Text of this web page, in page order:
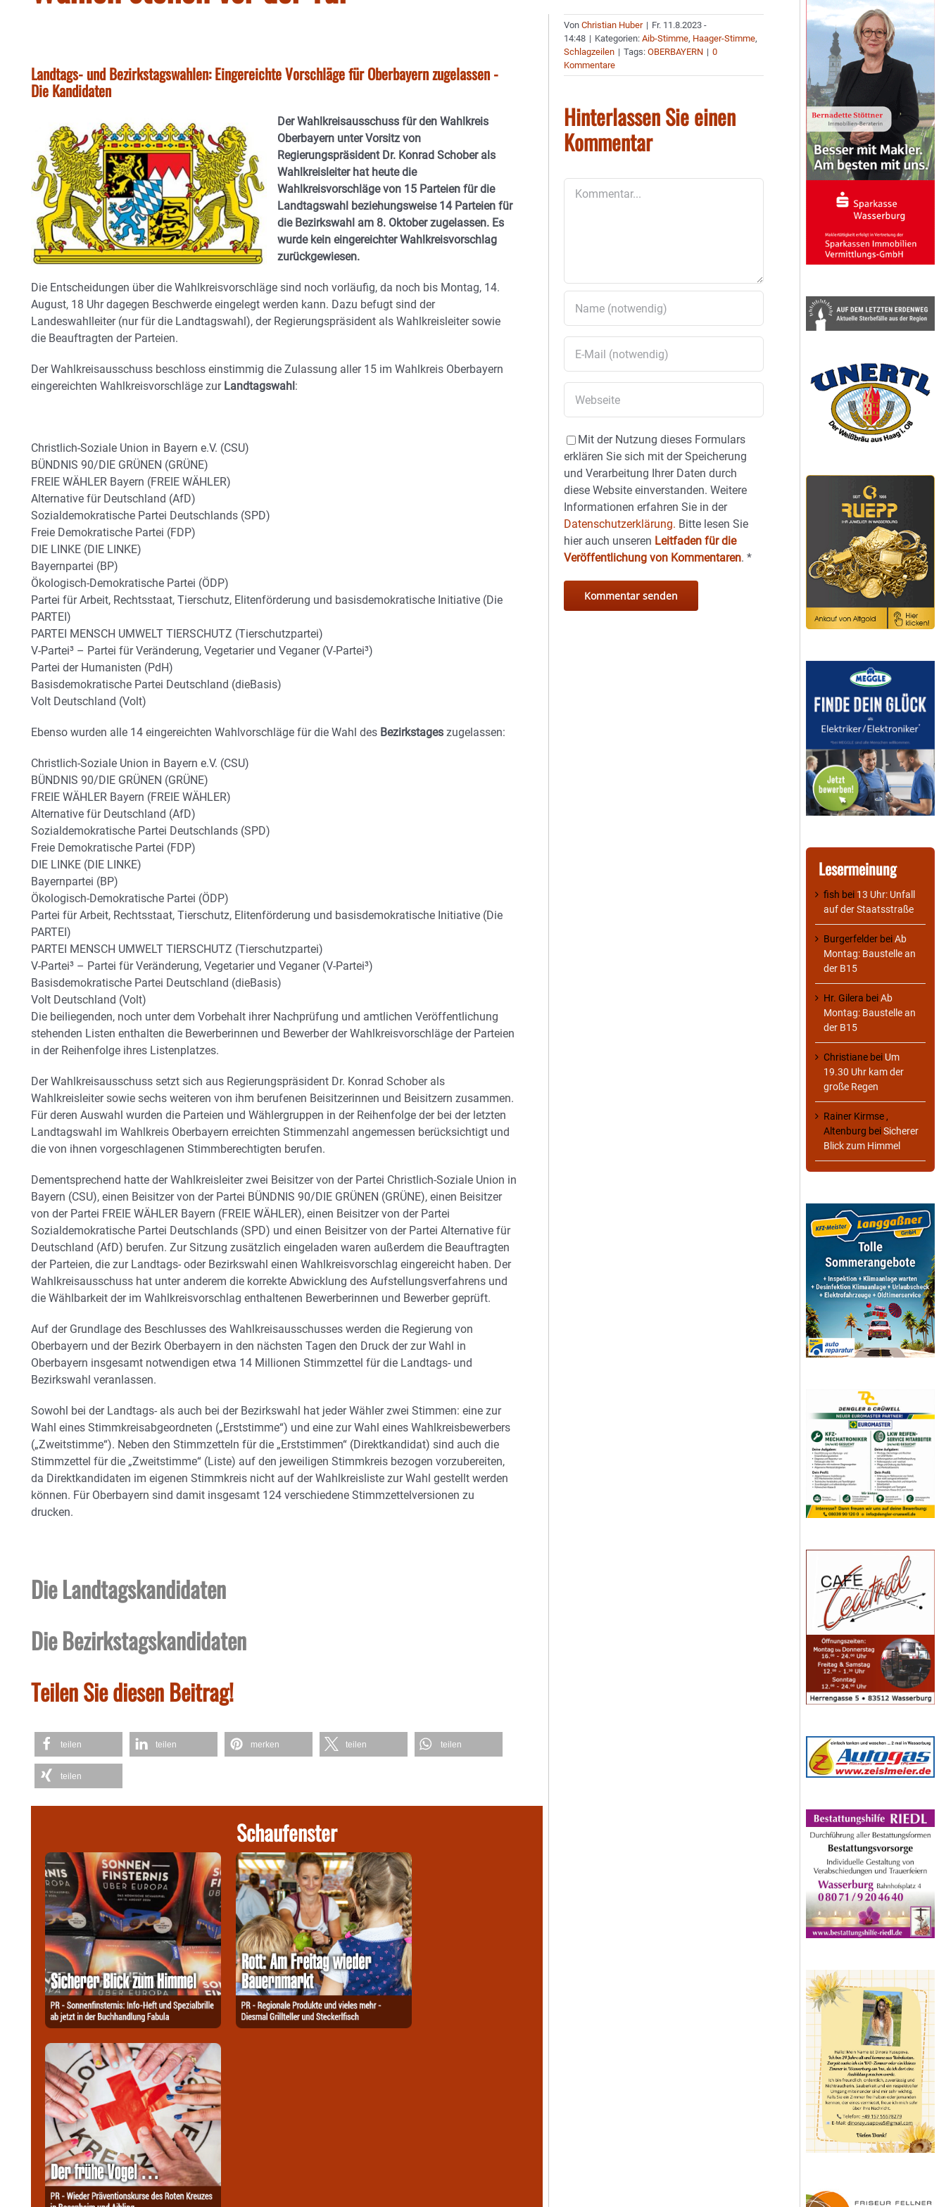
Landtags- und Bezirkstagswahlen: Eingereichte Vorschläge für Oberbayern zugelassen -
Die Kandidaten
Der Wahlkreisausschuss für den Wahlkreis
Oberbayern unter Vorsitz von
Regierungspräsident Dr. Konrad Schober als
Wahlkreisleiter hat heute die
Wahlkreisvorschläge von 15 Parteien für die
Landtagswahl beziehungsweise 14 Parteien für
die Bezirkswahl am 8. Oktober zugelassen. Es
wurde kein eingereichter Wahlkreisvorschlag
zurückgewiesen.
Die Entscheidungen über die Wahlkreisvorschläge sind noch vorläufig, da noch bis Montag, 14.
August, 18 Uhr dagegen Beschwerde eingelegt werden kann. Dazu befugt sind der
Landeswahlleiter (nur für die Landtagswahl), der Regierungspräsident als Wahlkreisleiter sowie
die Beauftragten der Parteien.
Der Wahlkreisausschuss beschloss einstimmig die Zulassung aller 15 im Wahlkreis Oberbayern
eingereichten Wahlkreisvorschläge zur Landtagswahl:
Christlich-Soziale Union in Bayern e.V. (CSU)
BÜNDNIS 90/DIE GRÜNEN (GRÜNE)
FREIE WÄHLER Bayern (FREIE WÄHLER)
Alternative für Deutschland (AfD)
Sozialdemokratische Partei Deutschlands (SPD)
Freie Demokratische Partei (FDP)
DIE LINKE (DIE LINKE)
Bayernpartei (BP)
Ökologisch-Demokratische Partei (ÖDP)
Partei für Arbeit, Rechtsstaat, Tierschutz, Elitenförderung und basisdemokratische Initiative (Die
PARTEI)
PARTEI MENSCH UMWELT TIERSCHUTZ (Tierschutzpartei)
V-Partei³ – Partei für Veränderung, Vegetarier und Veganer (V-Partei³)
Partei der Humanisten (PdH)
Basisdemokratische Partei Deutschland (dieBasis)
Volt Deutschland (Volt)
Ebenso wurden alle 14 eingereichten Wahlvorschläge für die Wahl des Bezirkstages zugelassen:
Christlich-Soziale Union in Bayern e.V. (CSU)
BÜNDNIS 90/DIE GRÜNEN (GRÜNE)
FREIE WÄHLER Bayern (FREIE WÄHLER)
Alternative für Deutschland (AfD)
Sozialdemokratische Partei Deutschlands (SPD)
Freie Demokratische Partei (FDP)
DIE LINKE (DIE LINKE)
Bayernpartei (BP)
Ökologisch-Demokratische Partei (ÖDP)
Partei für Arbeit, Rechtsstaat, Tierschutz, Elitenförderung und basisdemokratische Initiative (Die
PARTEI)
PARTEI MENSCH UMWELT TIERSCHUTZ (Tierschutzpartei)
V-Partei³ – Partei für Veränderung, Vegetarier und Veganer (V-Partei³)
Basisdemokratische Partei Deutschland (dieBasis)
Volt Deutschland (Volt)
Die beiliegenden, noch unter dem Vorbehalt ihrer Nachprüfung und amtlichen Veröffentlichung
stehenden Listen enthalten die Bewerberinnen und Bewerber der Wahlkreisvorschläge der Parteien
in der Reihenfolge ihres Listenplatzes.
Der Wahlkreisausschuss setzt sich aus Regierungspräsident Dr. Konrad Schober als
Wahlkreisleiter sowie sechs weiteren von ihm berufenen Beisitzerinnen und Beisitzern zusammen.
Für deren Auswahl wurden die Parteien und Wählergruppen in der Reihenfolge der bei der letzten
Landtagswahl im Wahlkreis Oberbayern erreichten Stimmenzahl angemessen berücksichtigt und
die von ihnen vorgeschlagenen Stimmberechtigten berufen.
Dementsprechend hatte der Wahlkreisleiter zwei Beisitzer von der Partei Christlich-Soziale Union in
Bayern (CSU), einen Beisitzer von der Partei BÜNDNIS 90/DIE GRÜNEN (GRÜNE), einen Beisitzer
von der Partei FREIE WÄHLER Bayern (FREIE WÄHLER), einen Beisitzer von der Partei
Sozialdemokratische Partei Deutschlands (SPD) und einen Beisitzer von der Partei Alternative für
Deutschland (AfD) berufen. Zur Sitzung zusätzlich eingeladen waren außerdem die Beauftragten
der Parteien, die zur Landtags- oder Bezirkswahl einen Wahlkreisvorschlag eingereicht haben. Der
Wahlkreisausschuss hat unter anderem die korrekte Abwicklung des Aufstellungsverfahrens und
die Wählbarkeit der im Wahlkreisvorschlag enthaltenen Bewerberinnen und Bewerber geprüft.
Auf der Grundlage des Beschlusses des Wahlkreisausschusses werden die Regierung von
Oberbayern und der Bezirk Oberbayern in den nächsten Tagen den Druck der zur Wahl in
Oberbayern insgesamt notwendigen etwa 14 Millionen Stimmzettel für die Landtags- und
Bezirkswahl veranlassen.
Sowohl bei der Landtags- als auch bei der Bezirkswahl hat jeder Wähler zwei Stimmen: eine zur
Wahl eines Stimmkreisabgeordneten („Erststimme“) und eine zur Wahl eines Wahlkreisbewerbers
(„Zweitstimme“). Neben den Stimmzetteln für die „Erststimmen“ (Direktkandidat) sind auch die
Stimmzettel für die „Zweitstimme“ (Liste) auf den jeweiligen Stimmkreis bezogen vorzubereiten,
da Direktkandidaten im eigenen Stimmkreis nicht auf der Wahlkreisliste zur Wahl gestellt werden
können. Für Oberbayern sind damit insgesamt 124 verschiedene Stimmzettelversionen zu
drucken.
Die Landtagskandidaten
Die Bezirkstagskandidaten
Teilen Sie diesen Beitrag!
teilen teilen merken teilen teilen
teilen
Schaufenster
VonChristian Huber | Fr. 11.8.2023 -
14:48 | Kategorien:Aib-Stimme, Haager-Stimme,
Schlagzeilen | Tags:OBERBAYERN | 0
Kommentare
Hinterlassen Sie einen
Kommentar
Mit der Nutzung dieses Formulars
erklären Sie sich mit der Speicherung
und Verarbeitung Ihrer Daten durch
diese Website einverstanden. Weitere
Informationen erfahren Sie in der
Datenschutzerklärung. Bitte lesen Sie
hier auch unseren Leitfaden für die
Veröffentlichung von Kommentaren.*
Lesermeinung
fish bei 13 Uhr: Unfall
auf der Staatsstraße
Burgerfelder beiAb
Montag: Baustelle an
der B15
Hr. Gilera beiAb
Montag: Baustelle an
der B15
Christiane bei Um
19.30 Uhr kam der
große Regen
Rainer Kirmse ,
Altenburg beiSicherer
Blick zum Himmel